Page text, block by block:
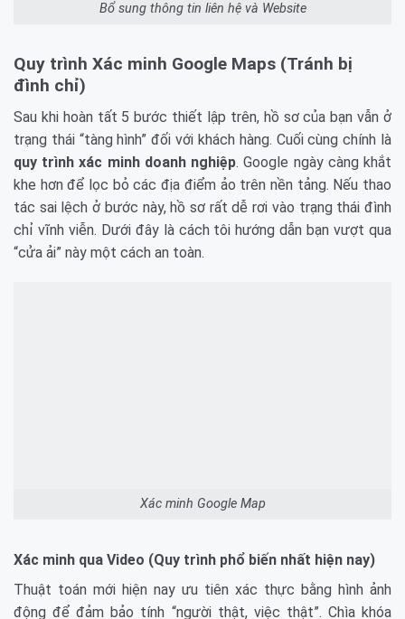
Bổ sung thông tin liên hệ và Website
Quy trình Xác minh Google Maps (Tránh bị
đình chỉ)
Sau khi hoàn tất 5 bước thiết lập trên, hồ sơ của bạn vẫn ở
trạng thái “tàng hình” đối với khách hàng. Cuối cùng chính là
quy trình xác minh doanh nghiệp. Google ngày càng khắt
khe hơn để lọc bỏ các địa điểm ảo trên nền tảng. Nếu thao
tác sai lệch ở bước này, hồ sơ rất dễ rơi vào trạng thái đình
chỉ vĩnh viễn. Dưới đây là cách tôi hướng dẫn bạn vượt qua
“cửa ải” này một cách an toàn.
Xác minh Google Map
Xác minh qua Video (Quy trình phổ biến nhất hiện nay)
Thuật toán mới hiện nay ưu tiên xác thực bằng hình ảnh
động để đảm bảo tính “người thật, việc thật”. Chìa khóa